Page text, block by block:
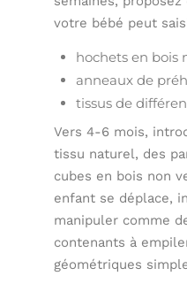
votre bébé peut
hochets en bois
anneaux de
tissus de
Vers 4-6 mois,
tissu naturel, des
cubes en bois non
enfant se déplace,
manipuler comme
contenants à
géométriques